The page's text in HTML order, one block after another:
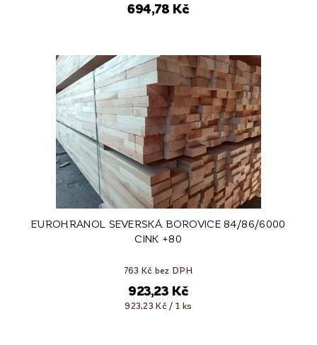
694,78 Kč
EUROHRANOL SEVERSKÁ BOROVICE 84/86/6000
CINK +80
763 Kč bez DPH
923,23 Kč
923,23 Kč / 1 ks